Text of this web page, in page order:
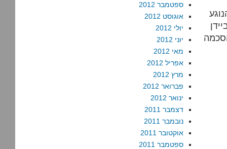
ספטמבר 2012
אוגוסט 2012
יולי 2012
יוני 2012
מאי 2012
אפריל 2012
מרץ 2012
פברואר 2012
ינואר 2012
דצמבר 2011
נובמבר 2011
אוקטובר 2011
ספטמבר 2011